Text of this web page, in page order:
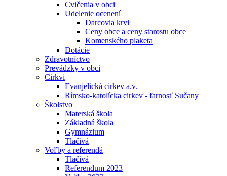
Cvičenia v obci
Udelenie ocenení
Darcovia krvi
Ceny obce a ceny starostu obce
Komenského plaketa
Dotácie
Zdravotníctvo
Prevádzky v obci
Cirkvi
Evanjelická cirkev a.v.
Rímsko-katolícka cirkev - farnosť Sučany
Školstvo
Materská škola
Základná škola
Gymnázium
Tlačivá
Voľby a referendá
Tlačivá
Referendum 2023